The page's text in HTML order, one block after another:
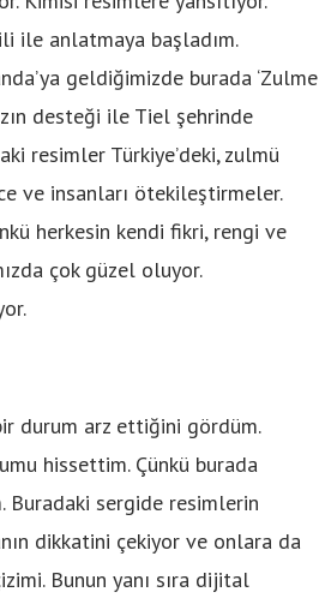
ile anlatmaya başladım.
geldiğimizde burada ‘Zulme
desteği ile Tiel şehrinde
resimler Türkiye’deki, zulmü
ve insanları ötekileştirmeler.
herkesin kendi fikri, rengi ve
çok güzel oluyor.
durum arz ettiğini gördüm.
hissettim. Çünkü burada
sergide resimlerin
dikkatini çekiyor ve onlara da
Bunun yanı sıra dijital